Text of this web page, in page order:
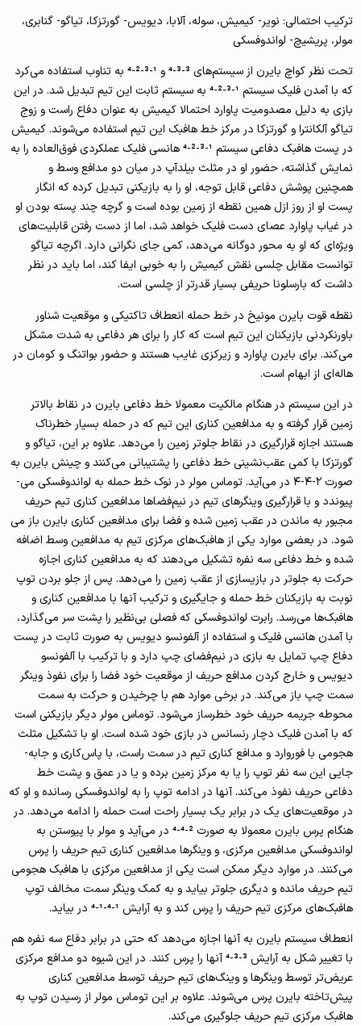
ترکیب احتمالی: نویر- کیمیش، سوله، آلابا، دیویس- گورتزکا، تیاگو- گنابری،
مولر، پریشیچ- لواندوفسکی
تحت نظر کواچ بایرن از سیستم­‌های 3-3-4 و 1-3-2-4 به تناوب استفاده می­‌کرد
که با آمدن فلیک سیستم 1-3-2-4 به سیستم ثابت این تیم تبدیل شد. در این
بازی به دلیل مصدومیت پاوارد احتمالا کیمیش به عنوان دفاع راست و زوج
تیاگو آلکانترا و گورتزکا در مرکز خط هافبک این تیم استفاده می­‌شوند. کیمیش
در پست هافبک دفاعی سیستم 1-3-2-4 هانسی فلیک عملکردی فوق‌العاده را به
نمایش گذاشته، حضور او در مثلث بیلدآپ در میان دو مدافع وسط و
همچنین پوشش دفاعی قابل توجه، او را به بازیکنی تبدیل کرده که انگار
پست او از روز ازل همین نقطه از زمین بوده است و گرچه چند پسته بودن او
در غیاب پاوارد عصای دست فلیک خواهد شد، اما از دست رفتن قابلیت‌های
ویژه‌ای که او به محور دوگانه می‌دهد، کمی جای نگرانی دارد. اگرچه تیاگو
توانست مقابل چلسی نقش کیمیش را به خوبی ایفا کند، اما باید در نظر
داشت که بارسلونا حریفی بسیار قدرتر از چلسی است.
نقطه قوت بایرن مونیخ در خط حمله انعطاف تاکتیکی و موقعیت شناور
باورنکردنی بازیکنان این تیم است که کار را برای هر دفاعی به شدت مشکل
می‌­کند. برای بایرن پاوارد و زیرکزی غایب هستند و حضور بواتنگ و کومان در
هاله­‌ای از ابهام است.
در این سیستم در هنگام مالکیت معمولا خط دفاعی بایرن در نقاط بالاتر
زمین قرار گرفته و به مدافعین کناری این تیم که در حمله بسیار خطرناک
هستند اجازه قرارگیری در نقاط جلوتر زمین را می‌­دهد. علاوه بر این، تیاگو و
گورتزکا با کمی عقب‌نشینی خط دفاعی را پشتیبانی می‌­کنند و چینش بایرن به
صورت ۲-۴-۴ در می‌­آید. توماس مولر در نوک خط حمله به لواندوفسکی می‌­
پیوندد و با قرارگیری وینگرهای تیم در نیم‌فضاها مدافعین کناری تیم حریف
مجبور به ماندن در عقب زمین شده و فضا برای مدافعین کناری بایرن باز می­‌
شود. در بعضی موارد یکی از هافبک‌های مرکزی تیم به مدافعین وسط اضافه
شده و خط دفاعی سه نفره تشکیل می‌­دهند که به مدافعین کناری اجازه
حرکت به جلوتر در بازی­سازی از عقب زمین را می‌دهد. پس از جلو بردن توپ
نوبت به بازیکنان خط حمله و جایگیری و ترکیب آن­ها با مدافعین کناری و
هافبک­‌ها می­‌رسد. رابرت لواندوفسکی که فصلی بی‌نظیر را پشت سر می­‌گذارد،
با آمدن هانسی فلیک و استفاده از آلفونسو دیویس به صورت ثابت در پست
دفاع چپ تمایل به بازی در نیم‌­فضای چپ دارد و با ترکیب با آلفونسو
دیویس و خارج کردن مدافع حریف از موقعیت خود فضا را برای نفوذ وینگر
سمت چپ باز می­‌کند. در برخی موارد هم با چرخیدن و حرکت به سمت
محوطه جریمه حریف خود خطرساز می­‌شود. توماس مولر دیگر بازیکنی است
که با آمدن فلیک دچار رنسانس در بازی خود شده است. او با تشکیل مثلث
هجومی با فوروارد و مدافع کناری تیم در سمت راست، با پاس‌­کاری و جابه‌­
جایی این سه نفر توپ را یا به مرکز زمین برده و یا در عمق و پشت خط
دفاعی حریف نفوذ می­‌کند. آن­ها در ادامه توپ را به لواندوفسکی رسانده و او که
در موقعیت­‌های یک در برابر یک بسیار راحت است حمله را ادامه می‌­دهد. در
هنگام پرس بایرن معمولا به صورت 2-4-4 در می­‌آید و مولر با پیوستن به
لواندوفسکی مدافعین مرکزی، و وینگرها مدافعین کناری تیم حریف را پرس
می‌کنند. در موارد دیگر ممکن است یکی از مدافعین مرکزی با هافبک هجومی
تیم حریف مانده و دیگری جلوتر بیاید و به کمک وینگر سمت مخالف توپ
هافبک‌­های مرکزی تیم حریف را پرس کند و به آرایش 1-4-1-4 در بیاید.
انعطاف سیستم بایرن به آن­ها اجازه می­‌دهد که حتی در برابر دفاع سه نفره هم
با تغییر شکل به آرایش 3-3-4 آن­ها را پرس کنند. در این شیوه دو مدافع مرکزی
عریض‌­تر توسط وینگرها و وینگ­‌های تیم حریف توسط مدافعین کناری
پیش‌تاخته بایرن پرس می­‌شوند. علاوه بر این توماس مولر از رسیدن توپ به
هافبک مرکزی تیم حریف جلوگیری می­‌کند.